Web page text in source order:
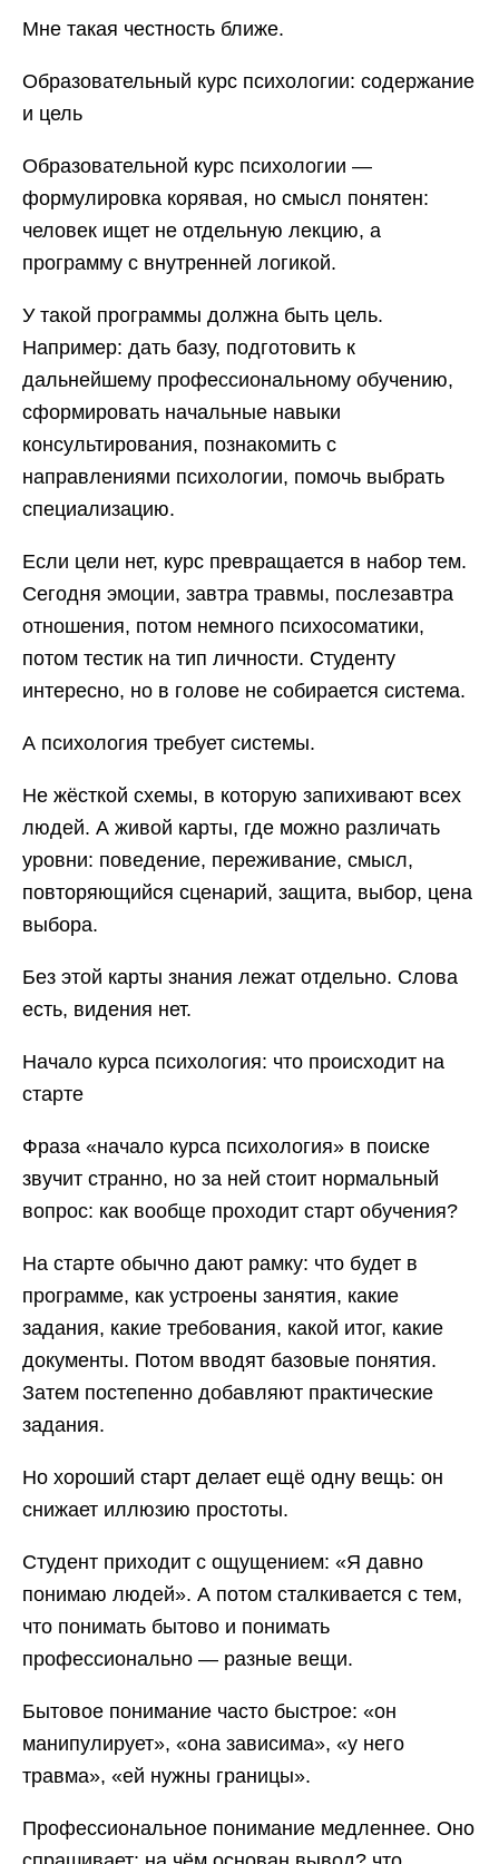
Мне такая честность ближе.
Образовательный курс психологии: содержание
и цель
Образовательной курс психологии —
формулировка корявая, но смысл понятен:
человек ищет не отдельную лекцию, а
программу с внутренней логикой.
У такой программы должна быть цель.
Например: дать базу, подготовить к
дальнейшему профессиональному обучению,
сформировать начальные навыки
консультирования, познакомить с
направлениями психологии, помочь выбрать
специализацию.
Если цели нет, курс превращается в набор тем.
Сегодня эмоции, завтра травмы, послезавтра
отношения, потом немного психосоматики,
потом тестик на тип личности. Студенту
интересно, но в голове не собирается система.
А психология требует системы.
Не жёсткой схемы, в которую запихивают всех
людей. А живой карты, где можно различать
уровни: поведение, переживание, смысл,
повторяющийся сценарий, защита, выбор, цена
выбора.
Без этой карты знания лежат отдельно. Слова
есть, видения нет.
Начало курса психология: что происходит на
старте
Фраза «начало курса психология» в поиске
звучит странно, но за ней стоит нормальный
вопрос: как вообще проходит старт обучения?
На старте обычно дают рамку: что будет в
программе, как устроены занятия, какие
задания, какие требования, какой итог, какие
документы. Потом вводят базовые понятия.
Затем постепенно добавляют практические
задания.
Но хороший старт делает ещё одну вещь: он
снижает иллюзию простоты.
Студент приходит с ощущением: «Я давно
понимаю людей». А потом сталкивается с тем,
что понимать бытово и понимать
профессионально — разные вещи.
Бытовое понимание часто быстрое: «он
манипулирует», «она зависима», «у него
травма», «ей нужны границы».
Профессиональное понимание медленнее. Оно